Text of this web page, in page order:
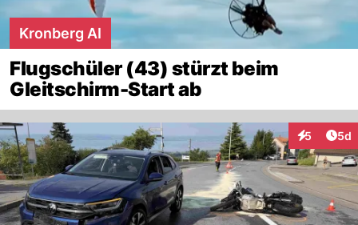
Kronberg AI
Flugschüler (43) stürzt beim
Gleitschirm-Start ab
5 5d